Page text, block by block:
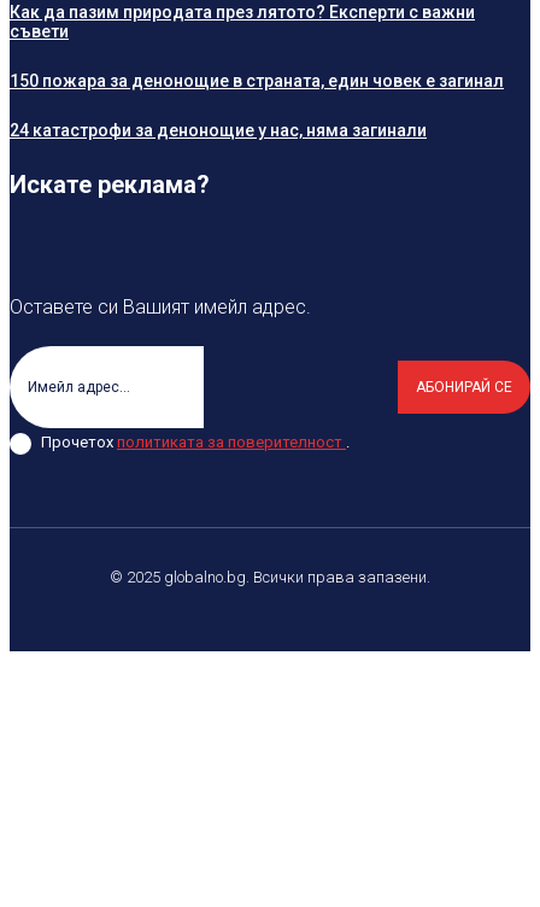
Как да пазим природата през лятото? Експерти с важни
съвети
150 пожара за денонощие в страната, един човек е загинал
24 катастрофи за денонощие у нас, няма загинали
Искате реклама?
Оставете си Вашият имейл адрес.
АБОНИРАЙ СЕ
Прочетох политиката за поверителност .
© 2025 globalno.bg. Всички права запазени.